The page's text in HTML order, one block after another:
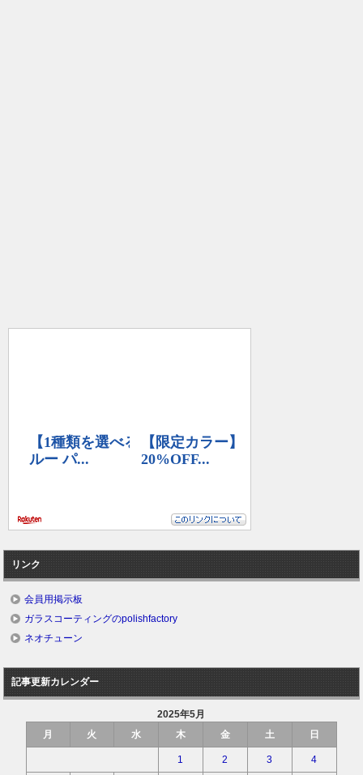
リンク
会員用掲示板
ガラスコーティングのpolishfactory
ネオチューン
記事更新カレンダー
2025年5月
月
火 水 木 金 土 日
1 2 3 4